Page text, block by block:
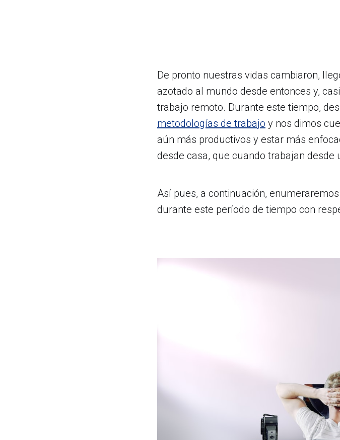
De pronto nuestras vidas cambiaron,
azotado al mundo desde entonces y,
trabajo remoto. Durante este tiempo,
metodologías de trabajo y nos dimos
aún más productivos y estar más
desde casa, que cuando trabajan desde
Así pues, a continuación,
durante este período de tiempo con